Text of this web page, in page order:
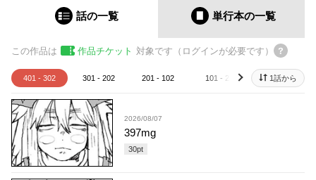
話の一覧 単行本の一覧
この作品は 作品チケット 対象です（ログインが必要です）
401 - 302 301 - 202 201 - 102 101 - 2 1
next 1話から
2026/08/07
397mg
30pt